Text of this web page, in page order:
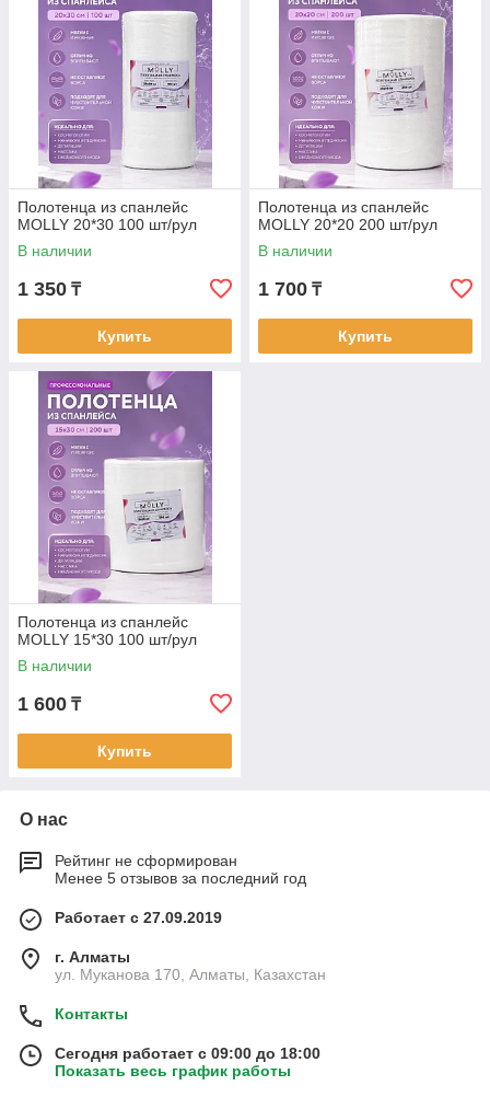
Полотенца из спанлейс
MOLLY 20*30 100 шт/рул
В наличии
1 350 ₸
Купить
Полотенца из спанлейс
MOLLY 20*20 200 шт/рул
В наличии
1 700 ₸
Купить
Полотенца из спанлейс
MOLLY 15*30 100 шт/рул
В наличии
1 600 ₸
Купить
О нас
Рейтинг не сформирован
Менее 5 отзывов за последний год
Работает с 27.09.2019
г. Алматы
ул. Муканова 170, Алматы, Казахстан
Контакты
Сегодня работает с 09:00 до 18:00
Показать весь график работы